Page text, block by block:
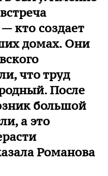
кто создает
домах. Они
что труд
После
большой
а это
Романова